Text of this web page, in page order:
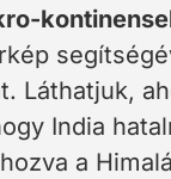
Láthatjuk,
India
a